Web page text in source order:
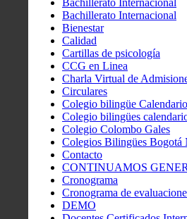
Bachillerato Internacional
Bachillerato Internacional
Bienestar
Calidad
Cartillas de psicología
CCG en Linea
Charla Virtual de
Circulares
Colegio bilingüe
Colegio bilingües
Colegio Colombo Gales
Colegios Bilingües Bogotá
Contacto
CONTINUAMOS
Cronograma
Cronograma de
DEMO